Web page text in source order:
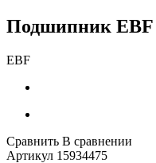
Подшипник EBF
EBF
Сравнить В сравнении
Артикул 15934475